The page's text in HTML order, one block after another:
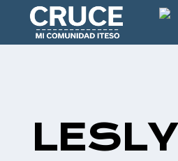
LESLY